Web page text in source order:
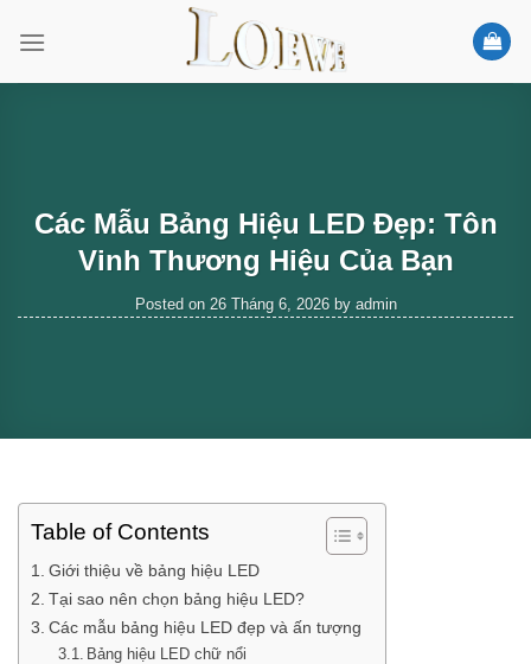
Các Mẫu Bảng Hiệu LED Đẹp: Tôn
Vinh Thương Hiệu Của Bạn
Posted on 26 Tháng 6, 2026by admin
Table of Contents
Giới thiệu về bảng hiệu LED
Tại sao nên chọn bảng hiệu LED?
Các mẫu bảng hiệu LED đẹp và ấn tượng
Bảng hiệu LED chữ nổi